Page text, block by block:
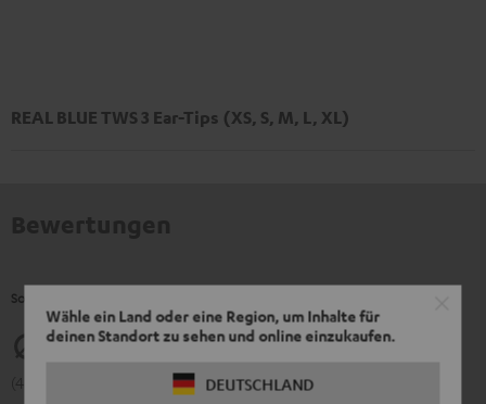
Wähle ein Land oder eine Region, um Inhalte für
deinen Standort zu sehen und online einzukaufen.
DEUTSCHLAND
REAL BLUE TWS 3 Ear-Tips (XS, S, M, L, XL)
So bewerten Kunden dieses Produkt
4.39
(4.39 von 5 bei 430 Bewertungen)